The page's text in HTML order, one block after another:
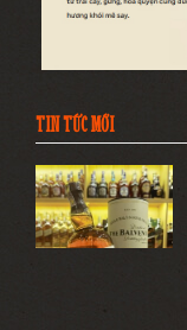
TIN TỨC MỚI